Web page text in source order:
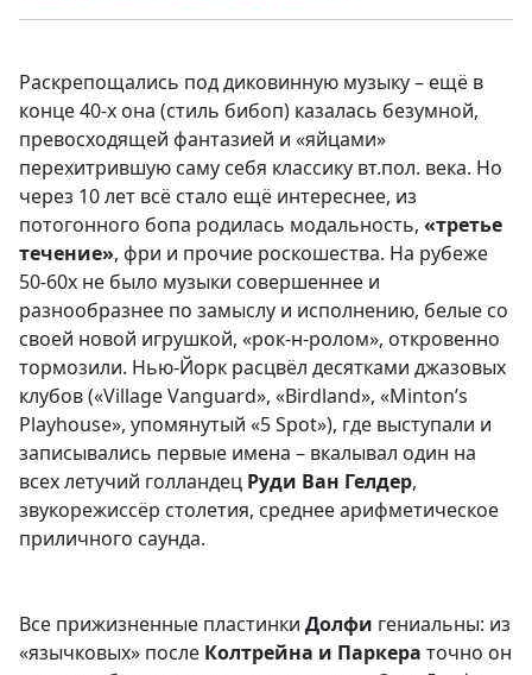
Раскрепощались под диковинную музыку – ещё в
конце 40-х она (стиль бибоп) казалась безумной,
превосходящей фантазией и «яйцами»
перехитрившую саму себя классику вт.пол. века. Но
через 10 лет всё стало ещё интереснее, из
потогонного бопа родилась модальность, «третье
течение», фри и прочие роскошества. На рубеже
50-60х не было музыки совершеннее и
разнообразнее по замыслу и исполнению, белые со
своей новой игрушкой, «рок-н-ролом», откровенно
тормозили. Нью-Йорк расцвёл десятками джазовых
клубов («Village Vanguard», «Birdland», «Minton’s
Playhouse», упомянутый «5 Spot»), где выступали и
записывались первые имена – вкалывал один на
всех летучий голландец Руди Ван Гелдер,
звукорежиссёр столетия, среднее арифметическое
приличного саунда.
Все прижизненные пластинки Долфи гениальны: из
«язычковых» после Колтрейна и Паркера точно он